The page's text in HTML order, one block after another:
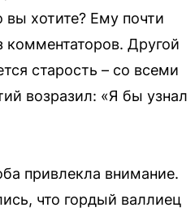
хотите? Ему почти
комментаторов. Другой
старость – со всеми
возразил: «Я бы узнал
привлекла внимание.
что гордый валлиец